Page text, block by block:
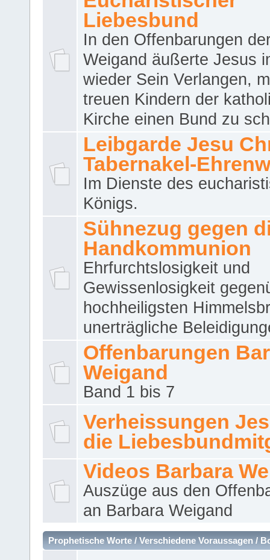
Liebesbund
In den Offenbarungen
Weigand äußerte Jesus
wieder Sein Verlangen,
treuen Kindern der
Kirche einen Bund zu
Leibgarde Jesu
Tabernakel-
Im Dienste des
Königs.
Sühnezug gegen
Handkommunion
Ehrfurchtslosigkeit und
Gewissenlosigkeit
hochheiligsten
unerträgliche
Offenbarungen
Weigand
Band 1 bis 7
Verheissungen
die
Videos Barbara
Auszüge aus den
an Barbara Weigand
Prophetische Worte / Verschiedene Voraussagen /